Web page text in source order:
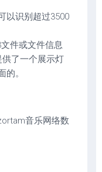
以识别超过3500
件或文件信息
了一个展示灯
。
音乐网络数